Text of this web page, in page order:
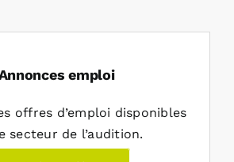
emploi
offres d’emploi disponibles
secteur de l’audition.